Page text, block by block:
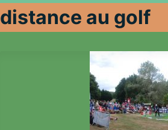
distance au golf